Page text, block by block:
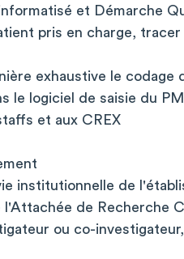
et Démarche
pris en charge,
exhaustive le
le logiciel de saisie du
et aux CREX
institutionnelle de
l'Attachée de Recherche
ou co-